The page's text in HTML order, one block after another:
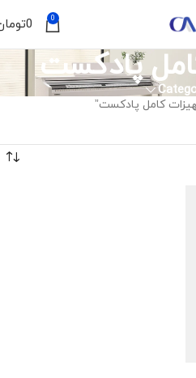
0
0
پادکست
کامل پادکست”